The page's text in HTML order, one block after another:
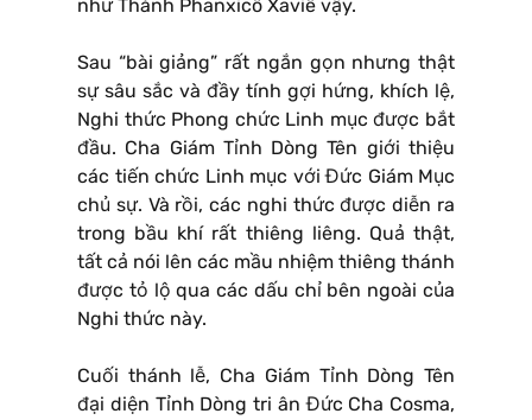
như Thánh Phanxicô Xaviê vậy.
Sau “bài giảng” rất ngắn gọn nhưng thật
sự sâu sắc và đầy tính gợi hứng, khích lệ,
Nghi thức Phong chức Linh mục được bắt
đầu. Cha Giám Tỉnh Dòng Tên giới thiệu
các tiến chức Linh mục với Đức Giám Mục
chủ sự. Và rồi, các nghi thức được diễn ra
trong bầu khí rất thiêng liêng. Quả thật,
tất cả nói lên các mầu nhiệm thiêng thánh
được tỏ lộ qua các dấu chỉ bên ngoài của
Nghi thức này.
Cuối thánh lễ, Cha Giám Tỉnh Dòng Tên
đại diện Tỉnh Dòng tri ân Đức Cha Cosma,